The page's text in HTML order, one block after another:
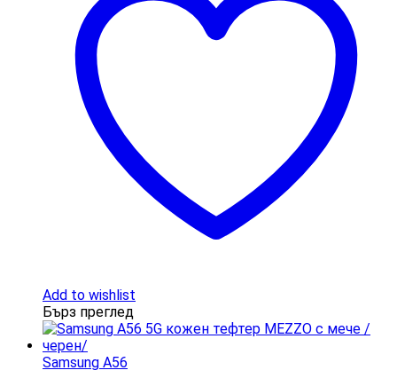
Add to wishlist
Бърз преглед
Samsung A56